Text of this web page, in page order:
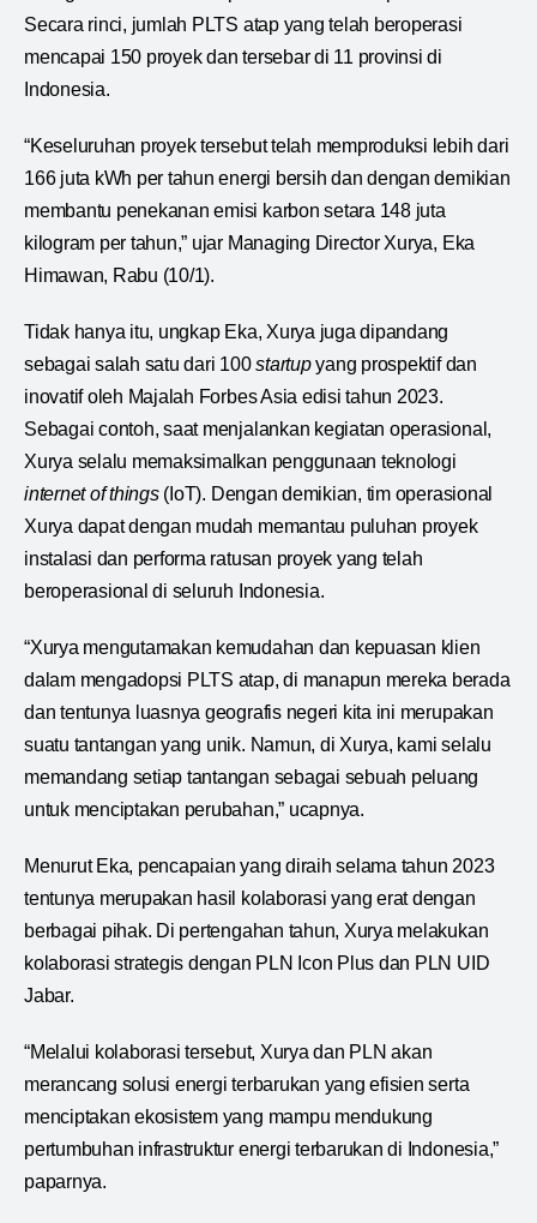
Secara rinci, jumlah PLTS atap yang telah beroperasi
mencapai 150 proyek dan tersebar di 11 provinsi di
Indonesia.
“Keseluruhan proyek tersebut telah memproduksi lebih dari
166 juta kWh per tahun energi bersih dan dengan demikian
membantu penekanan emisi karbon setara 148 juta
kilogram per tahun,” ujar Managing Director Xurya, Eka
Himawan, Rabu (10/1).
Tidak hanya itu, ungkap Eka, Xurya juga dipandang
sebagai salah satu dari 100startupyang prospektif dan
inovatif oleh Majalah Forbes Asia edisi tahun 2023.
Sebagai contoh, saat menjalankan kegiatan operasional,
Xurya selalu memaksimalkan penggunaan teknologi
internet of things (IoT). Dengan demikian, tim operasional
Xurya dapat dengan mudah memantau puluhan proyek
instalasi dan performa ratusan proyek yang telah
beroperasional di seluruh Indonesia.
“Xurya mengutamakan kemudahan dan kepuasan klien
dalam mengadopsi PLTS atap, di manapun mereka berada
dan tentunya luasnya geografis negeri kita ini merupakan
suatu tantangan yang unik. Namun, di Xurya, kami selalu
memandang setiap tantangan sebagai sebuah peluang
untuk menciptakan perubahan,” ucapnya.
Menurut Eka, pencapaian yang diraih selama tahun 2023
tentunya merupakan hasil kolaborasi yang erat dengan
berbagai pihak. Di pertengahan tahun, Xurya melakukan
kolaborasi strategis dengan PLN Icon Plus dan PLN UID
Jabar.
“Melalui kolaborasi tersebut, Xurya dan PLN akan
merancang solusi energi terbarukan yang efisien serta
menciptakan ekosistem yang mampu mendukung
pertumbuhan infrastruktur energi terbarukan di Indonesia,”
paparnya.